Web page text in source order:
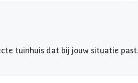
tuinhuis dat bij jouw situatie past.